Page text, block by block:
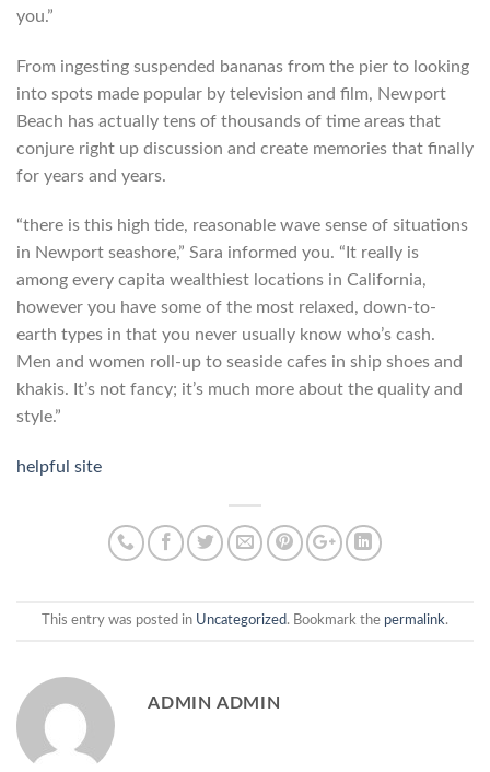
you.”
From ingesting suspended bananas from the pier to looking
into spots made popular by television and film, Newport
Beach has actually tens of thousands of time areas that
conjure right up discussion and create memories that finally
for years and years.
“there is this high tide, reasonable wave sense of situations
in Newport seashore,” Sara informed you. “It really is
among every capita wealthiest locations in California,
however you have some of the most relaxed, down-to-
earth types in that you never usually know who’s cash.
Men and women roll-up to seaside cafes in ship shoes and
khakis. It’s not fancy; it’s much more about the quality and
style.”
helpful site
This entry was posted in Uncategorized. Bookmark the permalink.
ADMIN ADMIN